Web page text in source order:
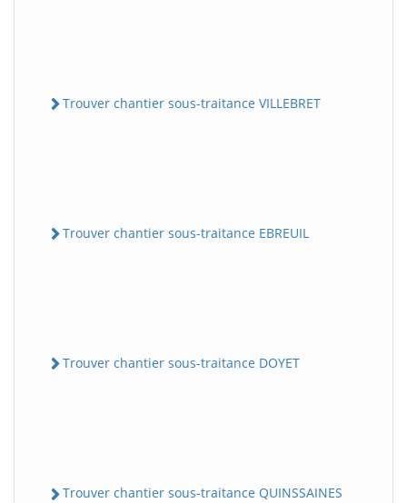
Trouver chantier sous-traitance VILLEBRET
Trouver chantier sous-traitance EBREUIL
Trouver chantier sous-traitance DOYET
Trouver chantier sous-traitance QUINSSAINES